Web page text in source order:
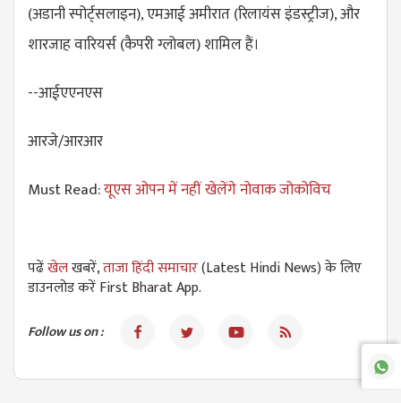
(अडानी स्पोर्ट्सलाइन), एमआई अमीरात (रिलायंस इंडस्ट्रीज), और
शारजाह वारियर्स (कैपरी ग्लोबल) शामिल हैं।
--आईएएनएस
आरजे/आरआर
Must Read:यूएस ओपन में नहीं खेलेंगे नोवाक जोकोविच
पढेंखेलखबरें,ताजा हिंदी समाचार(Latest Hindi News) के लिए
डाउनलोड करें First Bharat App.
Follow us on :